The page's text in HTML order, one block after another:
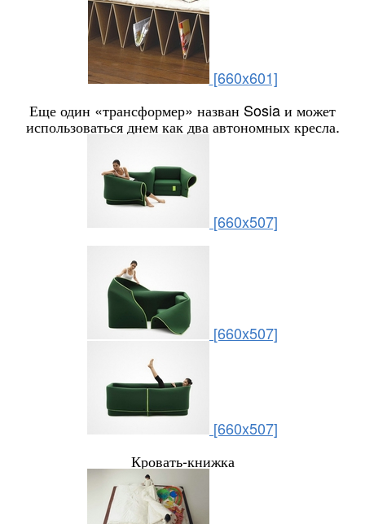
[660x601]
Еще один «трансформер» назван Sosia и может
использоваться днем как два автономных кресла.
[660x507]
[660x507]
[660x507]
Кровать-книжка